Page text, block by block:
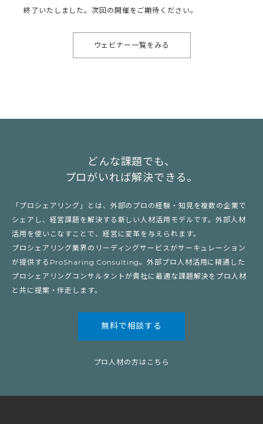
終了いたしました。次回の開催をご期待ください。
ウェビナー一覧をみる
どんな課題でも、
プロがいれば解決できる。
「プロシェアリング」とは、外部のプロの経験・知見を複数の企業で
シェアし、経営課題を解決する新しい人材活用モデルです。外部人材
活用を使いこなすことで、経営に変革を与えられます。
プロシェアリング業界のリーディングサービスがサーキュレーション
が提供するProSharing Consulting。外部プロ人材活用に精通した
プロシェアリングコンサルタントが貴社に最適な課題解決をプロ人材
と共に提案・伴走します。
無料で相談する
プロ人材の方はこちら